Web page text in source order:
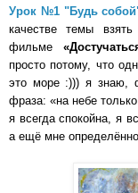
Урок №1 "Будь
качестве темы
фильме
просто потому, что
это море :))) я знаю,
фраза: «на небе
я всегда спокойна, я
а ещё мне